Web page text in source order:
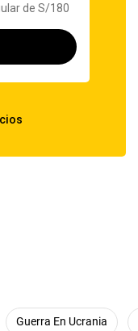
Guerra En Ucrania